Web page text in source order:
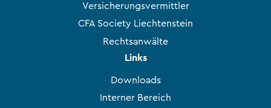
Versicherungsvermittler
CFA Society Liechtenstein
Rechtsanwälte
Links
Downloads
Interner Bereich